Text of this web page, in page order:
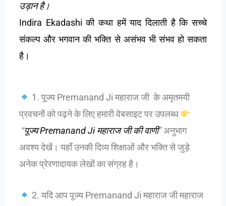
उड़ान है।
Indira Ekadashi की कथा हमें याद दिलाती है कि सच्चे
संकल्प और भगवान की भक्ति से असंभव भी संभव हो सकता
है।
1. पूज्य Premanand Ji महाराज जी के अमृतमयी
प्रवचनों को पढ़ने के लिए हमारी वेबसाइट पर उपलब्ध
“पूज्य Premanand Ji महाराज जी की वाणी”अनुभाग
अवश्य देखें। यहाँ उनकी दिव्य शिक्षाओं और भक्ति से जुड़े
अनेक प्रेरणादायक लेखों का संग्रह है।
2. यदि आप पूज्य Premanand Ji महाराज जी महाराज